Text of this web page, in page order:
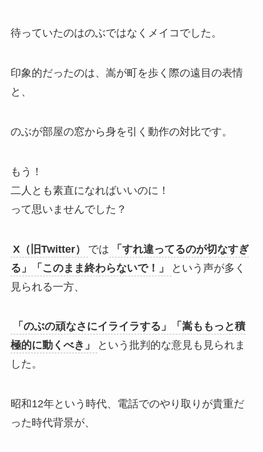
待っていたのはのぶではなくメイコでした。
印象的だったのは、嵩が町を歩く際の遠目の表情
と、
のぶが部屋の窓から身を引く動作の対比です。
もう！
二人とも素直になればいいのに！
って思いませんでした？
X（旧Twitter） では
「すれ違ってるのが切なすぎ
る」「このまま終わらないで！」
という声が多く
見られる一方、
「のぶの頑なさにイライラする」「嵩ももっと積
極的に動くべき」
という批判的な意見も見られま
した。
昭和12年という時代、電話でのやり取りが貴重だ
った時代背景が、